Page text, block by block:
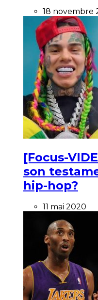
18 novembre
[Focus-
son
hip-hop?
11 mai 2020